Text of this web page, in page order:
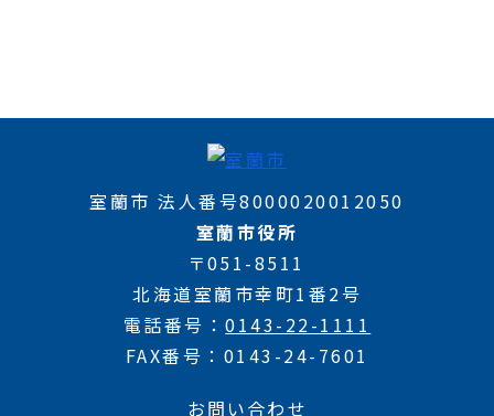
室蘭市 法人番号8000020012050
室蘭市役所
〒051-8511
北海道室蘭市幸町1番2号
電話番号
0143-22-1111
FAX番号
0143-24-7601
お問い合わせ